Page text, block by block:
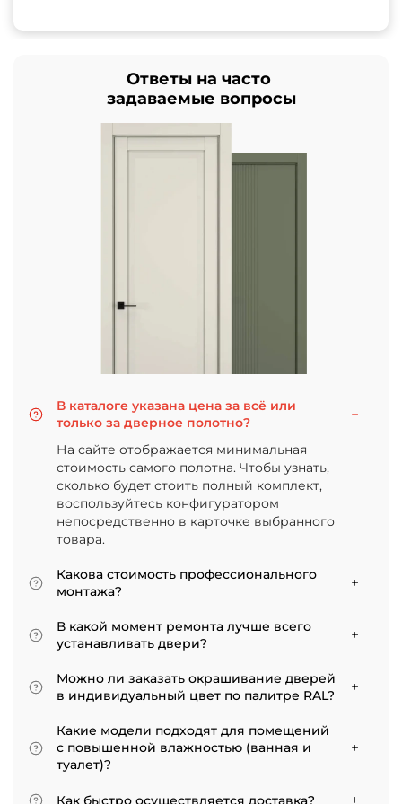
Ответы на часто
задаваемые вопросы
В каталоге указана цена за всё или
только за дверное полотно?
На сайте отображается минимальная
стоимость самого полотна. Чтобы узнать,
сколько будет стоить полный комплект,
воспользуйтесь конфигуратором
непосредственно в карточке выбранного
товара.
Какова стоимость профессионального
монтажа?
Итоговая сумма зависит от типа отделки
двери и габаритов проема. Минимальная
цена за установку стандартной двери с
покрытием «экошпон» начинается от 5000
рублей.
В какой момент ремонта лучше всего
устанавливать двери?
Мы советуем приступать к монтажу после
того, как уложено напольное покрытие. В
противном случае из-за изменения уровня
пола полотно может не подойти по высоте, и
его придется подрезать. Оптимально ставить
двери по окончании всех отделочных работ.
лучше заранее подготовить все запилы, но
Можно ли заказать окрашивание дверей
в индивидуальный цвет по палитре RAL?
ассортименте представлены эмалированные
модели от разных фабрик
Какие модели подходят для помещений
с повышенной влажностью (ванная и
туалет)?
Как быстро осуществляется доставка?